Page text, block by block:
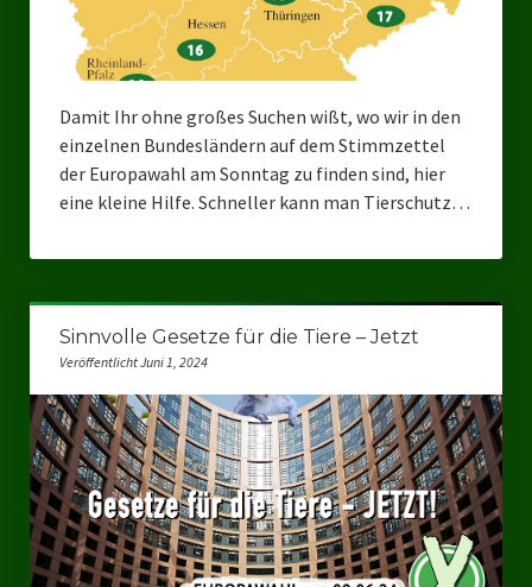
Kreisverband Gelsenkirchen
Kreisverband Oberhausen
Kreisverband Bottrop
Landesverband Nordrhein-Westfalen
Landesverband Thüringen
Landesverband Sachsen-Anhalt
Landesverband Sachsen
Landesverband Schleswig-Holstein
Landesverband Mecklenburg-Vorpommern
Landesverband Hamburg
Landesverband Berlin
Damit Ihr ohne großes Suchen wißt, wo wir in den
einzelnen Bundesländern auf dem Stimmzettel
der Europawahl am Sonntag zu finden sind, hier
eine kleine Hilfe. Schneller kann man Tierschutz…
Sinnvolle Gesetze für die Tiere – Jetzt
Veröffentlicht Juni 1, 2024